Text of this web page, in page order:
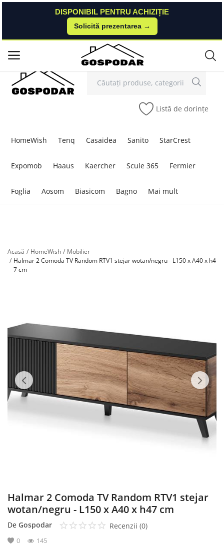
DISPONIBIL PENTRU ACHIZIȚIE
Solicită prezentarea →
Contact Autentificare Înregistrare
Listă de dorințe
HomeWish Tenq Casaidea Sanito StarCrest
Expomob Haaus Kaercher Scule 365 Fermier
Foglia Aosom Biasicom Bagno Mai mult
DISPONIBIL PENTRU ACHIZIȚIE
Solicită prezentarea →
Meniu principal
Categorii
Acasă HomeWish
Mobilier
Halmar 2 Comoda TV Random RTV1 stejar wotan/negru - L150 x A40 x h4
7 cm
Halmar 2 Comoda TV Random RTV1 stejar
wotan/negru - L150 x A40 x h47 cm
De Gospodar Recenzii (0)
0 145